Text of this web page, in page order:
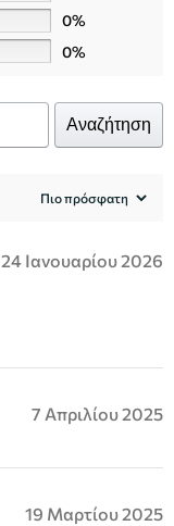
0%
0%
Αναζήτηση
24 Ιανουαρίου 2026
7 Απριλίου 2025
19 Μαρτίου 2025